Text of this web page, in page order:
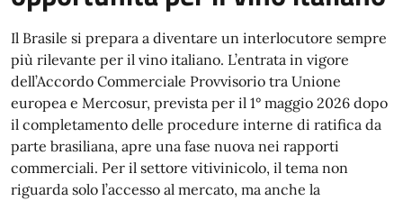
Il Brasile si prepara a diventare un interlocutore sempre
più rilevante per il vino italiano. L’entrata in vigore
dell’Accordo Commerciale Provvisorio tra Unione
europea e Mercosur, prevista per il 1° maggio 2026 dopo
il completamento delle procedure interne di ratifica da
parte brasiliana, apre una fase nuova nei rapporti
commerciali. Per il settore vitivinicolo, il tema non
riguarda solo l’accesso al mercato, ma anche la